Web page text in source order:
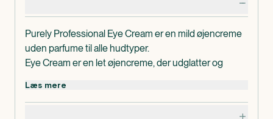
Purely Professional Eye Cream er en mild øjencreme
uden parfume til alle hudtyper.
Eye Cream er en let øjencreme, der udglatter og
at mindske hævelser og mørke rande samtidig med
den fugter og plejer huden. Opstrammende og
Læs mere